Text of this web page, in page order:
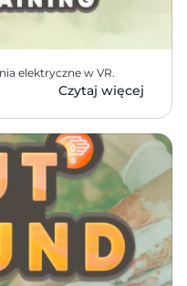
elektryczne w VR.
Czytaj więcej